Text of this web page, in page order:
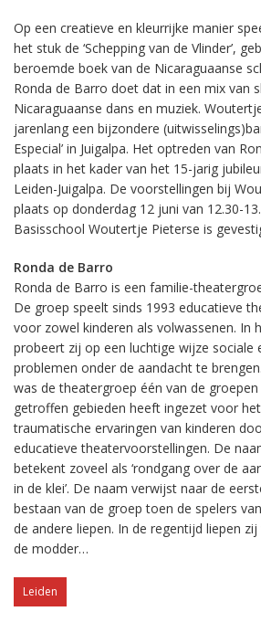
Op een creatieve en kleurrijke manier
het stuk de ‘Schepping van de Vlinder’,
beroemde boek van de Nicaraguaanse
Ronda de Barro doet dat in een mix van
Nicaraguaanse dans en muziek.
jarenlang een bijzondere
Especial’ in Juigalpa. Het optreden van
plaats in het kader van het 15-jarig
Leiden-Juigalpa. De voorstellingen bij
plaats op donderdag 12 juni van 12.30-
Basisschool Woutertje Pieterse is
Ronda de Barro
Ronda de Barro is een familie-
De groep speelt sinds 1993 educatieve
voor zowel kinderen als volwassenen. In
probeert zij op een luchtige wijze sociale
problemen onder de aandacht te
was de theatergroep één van de groepen
getroffen gebieden heeft ingezet voor
traumatische ervaringen van kinderen
educatieve theatervoorstellingen. De
betekent zoveel als ‘rondgang over de
in de klei’. De naam verwijst naar de
bestaan van de groep toen de spelers
de andere liepen. In de regentijd liepen
de modder…
Leiden